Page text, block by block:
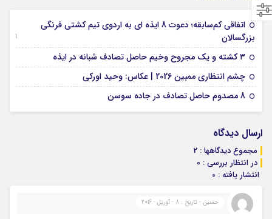
اتفاقی کم‌سابقه؛ دعوت 8 ایذه ای به اردوی تیم کشتی فرنگی
بزرگسالان
09 جولای 2026
۳ کشته و یک مجروح وخیم حاصل تصادف شبانه در ایذه
چشم انتظاری ممبین 2026 | عکاس: وحید اورکی
8 مصدوم حاصل تصادف در جاده سوسن
ارسال دیدگاه
مجموع دیدگاهها : 2
در انتظار بررسی : 0
انتشار یافته : 0
حسین - تاریخ : 8 - آوریل - 2016